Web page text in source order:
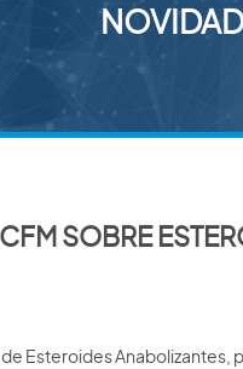
SOBRE
Esteroides